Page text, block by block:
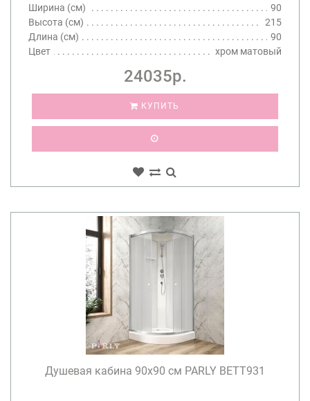
Ширина (см)
90
Высота (см)
215
Длина (см)
90
Цвет
хром матовый
24035р.
КУПИТЬ
Душевая кабина 90х90 см PARLY BETT931